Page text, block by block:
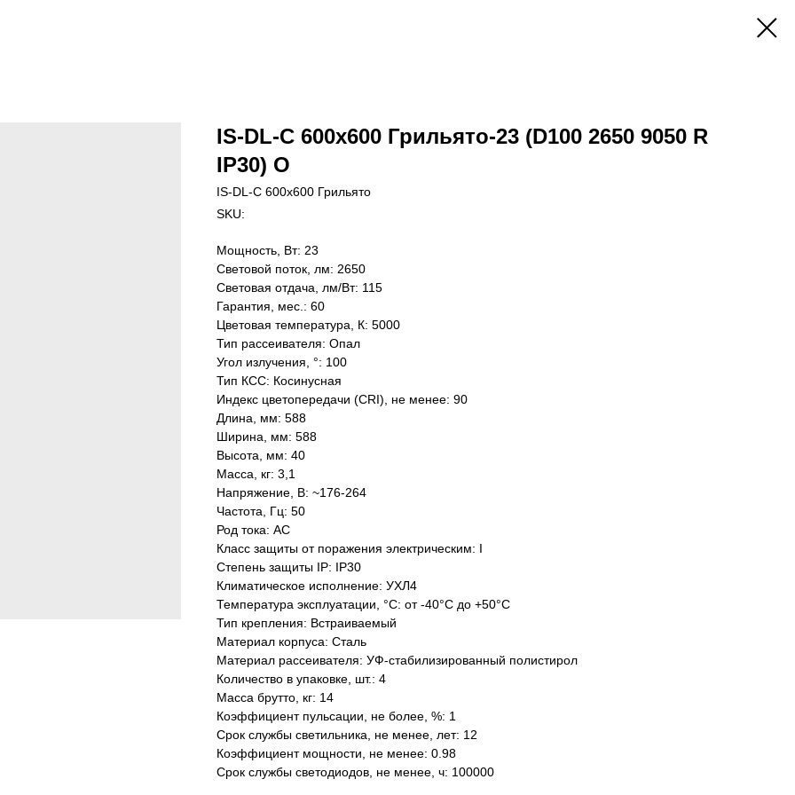
IS-DL-C 600х600 Грильято-23 (D100 2650 9050 R
IP30) O
IS-DL-C 600х600 Грильято
SKU:
Мощность, Вт: 23
Световой поток, лм: 2650
Световая отдача, лм/Вт: 115
Гарантия, мес.: 60
Цветовая температура, К: 5000
Тип рассеивателя: Опал
Угол излучения, °: 100
Тип КСС: Косинусная
Индекс цветопередачи (CRI), не менее: 90
Длина, мм: 588
Ширина, мм: 588
Высота, мм: 40
Масса, кг: 3,1
Напряжение, В: ~176-264
Частота, Гц: 50
Род тока: AC
Класс защиты от поражения электрическим: I
Степень защиты IP: IP30
Климатическое исполнение: УХЛ4
Температура эксплуатации, °С: от -40°C до +50°C
Тип крепления: Встраиваемый
Материал корпуса: Сталь
Материал рассеивателя: УФ-стабилизированный полистирол
Количество в упаковке, шт.: 4
Масса брутто, кг: 14
Коэффициент пульсации, не более, %: 1
Срок службы светильника, не менее, лет: 12
Коэффициент мощности, не менее: 0.98
Срок службы светодиодов, не менее, ч: 100000